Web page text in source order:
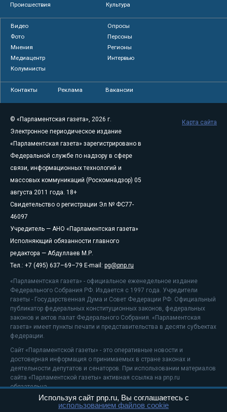
Происшествия
Культура
Видео
Опросы
Фото
Персоны
Мнения
Регионы
Медиацентр
Интервью
Колумнисты
Контакты Реклама Вакансии
© «Парламентская газета», 2026 г.
Электронное периодическое издание
«Парламентская газета» зарегистрировано в
Федеральной службе по надзору в сфере
связи, информационных технологий и
массовых коммуникаций (Роскомнадзор) 05
августа 2011 года. 18+
Свидетельство о регистрации Эл № ФС77-
46097
Учредитель — АНО «Парламентская газета»
Исполняющий обязанности главного
редактора — Абдуллаев М.Р.
Тел.: +7 (495) 637–69–79 E-mail: pg@pnp.ru
«Парламентская газета» - официальное еженедельное издание
Федерального Собрания РФ. Издается с 1997 года. Учредители
газеты - Государственная Дума и Совет Федерации РФ. Официальный
публикатор федеральных конституционных законов, федеральных
законов и актов палат Федерального Собрания. «Парламентская
газета» имеет пункты печати и представительства в десяти субъектах
федерации.
Сайт «Парламентской газеты» - это оперативные новости и
достоверная информация о принимаемых в стране законах и
деятельности депутатов и сенаторов. При использовании материалов
сайта «Парламентской газеты» активная ссылка на pnp.ru
обязательна.
На информационном ресурсе применяютсярекомендательные
Карта сайта
Используя сайт pnp.ru, Вы соглашаетесь с
использованием файлов cookie